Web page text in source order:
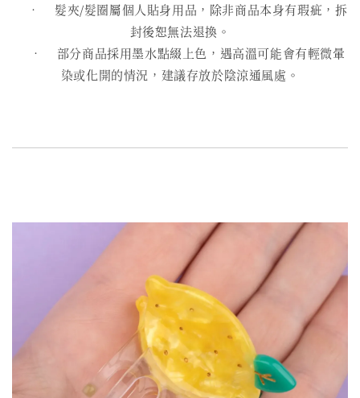
• 髮夾/髮圈屬個人貼身用品，除非商品本身有瑕疵，拆
封後恕無法退換。
• 部分商品採用墨水點綴上色，遇高溫可能會有輕微暈
染或化開的情況，建議存放於陰涼通風處。